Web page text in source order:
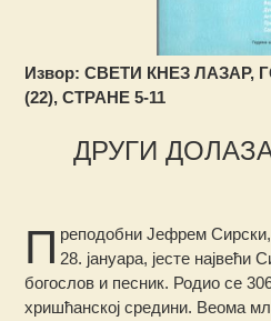
Извор: СВЕТИ КНЕЗ ЛАЗАР,
(22), СТРАНЕ 5-11
ДРУГИ
П реподобни Јефрем
28. јануара, јесте највећи
богослов и песник. Родио се
хришћанској средини. Веома